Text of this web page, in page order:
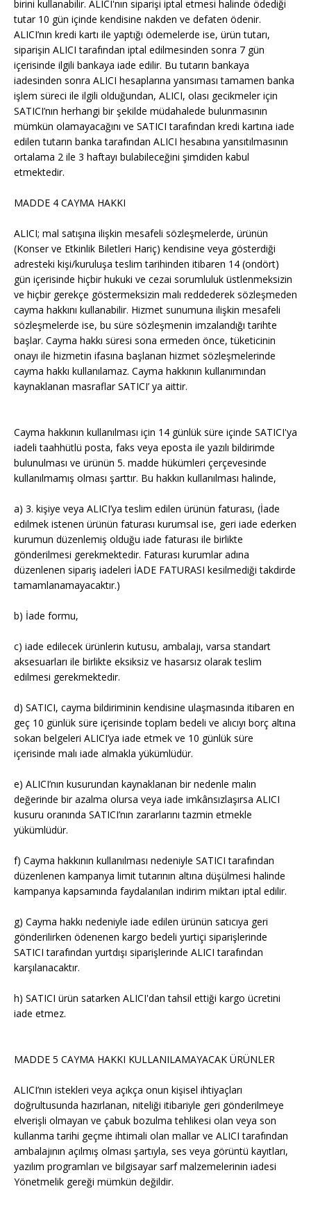
birini kullanabilir. ALICI'nın siparişi iptal etmesi halinde ödediği
tutar 10 gün içinde kendisine nakden ve defaten ödenir.
ALICI’nın kredi kartı ile yaptığı ödemelerde ise, ürün tutarı,
siparişin ALICI tarafından iptal edilmesinden sonra 7 gün
içerisinde ilgili bankaya iade edilir. Bu tutarın bankaya
iadesinden sonra ALICI hesaplarına yansıması tamamen banka
işlem süreci ile ilgili olduğundan, ALICI, olası gecikmeler için
SATICI’nın herhangi bir şekilde müdahalede bulunmasının
mümkün olamayacağını ve SATICI tarafından kredi kartına iade
edilen tutarın banka tarafından ALICI hesabına yansıtılmasının
ortalama 2 ile 3 haftayı bulabileceğini şimdiden kabul
etmektedir.
MADDE 4 CAYMA HAKKI
ALICI; mal satışına ilişkin mesafeli sözleşmelerde, ürünün
(Konser ve Etkinlik Biletleri Hariç) kendisine veya gösterdiği
adresteki kişi/kuruluşa teslim tarihinden itibaren 14 (ondört)
gün içerisinde hiçbir hukuki ve cezai sorumluluk üstlenmeksizin
ve hiçbir gerekçe göstermeksizin malı reddederek sözleşmeden
cayma hakkını kullanabilir. Hizmet sunumuna ilişkin mesafeli
sözleşmelerde ise, bu süre sözleşmenin imzalandığı tarihte
başlar. Cayma hakkı süresi sona ermeden önce, tüketicinin
onayı ile hizmetin ifasına başlanan hizmet sözleşmelerinde
cayma hakkı kullanılamaz. Cayma hakkının kullanımından
kaynaklanan masraflar SATICI’ ya aittir.
Cayma hakkının kullanılması için 14 günlük süre içinde SATICI'ya
iadeli taahhütlü posta, faks veya eposta ile yazılı bildirimde
bulunulması ve ürünün 5. madde hükümleri çerçevesinde
kullanılmamış olması şarttır. Bu hakkın kullanılması halinde,
a) 3. kişiye veya ALICI’ya teslim edilen ürünün faturası, (İade
edilmek istenen ürünün faturası kurumsal ise, geri iade ederken
kurumun düzenlemiş olduğu iade faturası ile birlikte
gönderilmesi gerekmektedir. Faturası kurumlar adına
düzenlenen sipariş iadeleri İADE FATURASI kesilmediği takdirde
tamamlanamayacaktır.)
b) İade formu,
c) iade edilecek ürünlerin kutusu, ambalajı, varsa standart
aksesuarları ile birlikte eksiksiz ve hasarsız olarak teslim
edilmesi gerekmektedir.
d) SATICI, cayma bildiriminin kendisine ulaşmasında itibaren en
geç 10 günlük süre içerisinde toplam bedeli ve alıcıyı borç altına
sokan belgeleri ALICI’ya iade etmek ve 10 günlük süre
içerisinde malı iade almakla yükümlüdür.
e) ALICI’nın kusurundan kaynaklanan bir nedenle malın
değerinde bir azalma olursa veya iade imkânsızlaşırsa ALICI
kusuru oranında SATICI’nın zararlarını tazmin etmekle
yükümlüdür.
f) Cayma hakkının kullanılması nedeniyle SATICI tarafından
düzenlenen kampanya limit tutarının altına düşülmesi halinde
kampanya kapsamında faydalanılan indirim miktarı iptal edilir.
g) Cayma hakkı nedeniyle iade edilen ürünün satıcıya geri
gönderilirken ödenenen kargo bedeli yurtiçi siparişlerinde
SATICI tarafından yurtdışı siparişlerinde ALICI tarafından
karşılanacaktır.
h) SATICI ürün satarken ALICI'dan tahsil ettiği kargo ücretini
iade etmez.
MADDE 5 CAYMA HAKKI KULLANILAMAYACAK ÜRÜNLER
ALICI’nın istekleri veya açıkça onun kişisel ihtiyaçları
doğrultusunda hazırlanan, niteliği itibariyle geri gönderilmeye
elverişli olmayan ve çabuk bozulma tehlikesi olan veya son
kullanma tarihi geçme ihtimali olan mallar ve ALICI tarafından
ambalajının açılmış olması şartıyla, ses veya görüntü kayıtları,
yazılım programları ve bilgisayar sarf malzemelerinin iadesi
Yönetmelik gereği mümkün değildir.